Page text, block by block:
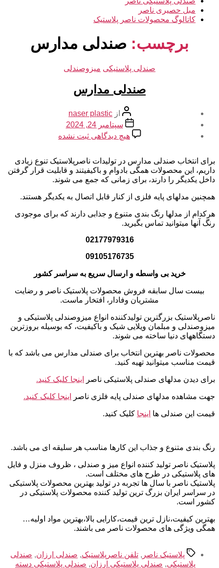
مبل حصیری ناصر
کاتالوگ محصولات ناصر پلاستیک
برچسب: صندلی مدارس
دسته‌هاصندلی پلاستیکی میزوصندلی
صندلی مدارس
نویسنده
نوشته
از naser plastic
تاریخ
نوشته
سپتامبر 24, 2024
هیچ دیدگاهی برای
ثبت نشده
برای انتخاب صندلی مدارس در تولیدات ناصرپلاستیک تنوع زیادی
داریم، این محصولات همگی بادوام و باکیفیتند و قابلیت قرار گرفتن
داخل یکدیگر را دارند، برای زمانی که جمع می شوند.
همچنین مدلهای پایه فلزی از کنار قابل اتصال به یکدیگر هستند.
هرکدام از مدلها رنگ بندی متنوع و جذابی دارند که برای موجودی
رنگ آنها میتوانید تماس بگیرید.
02177979316
09105176735
خرید بی واسطه و ارسال سریع به سراسر کشور
بیست سال سابقه فروش محصولات پلاستیک ناصر و رضایت
مشتریان وفادار، افتخار ماست.
ناصرپلاستیک بزرگترین تولیدکننده انواع میزوصندلی پلاستیکی و
میزوصندلی و مبلمان ویلایی شیک و باکیفیت، که بوسیله بروزترین
دستگاههای دنیا ساخته می شوند.
محصولات ناصر بهترین انتخاب برای صندلی مدارس می باشد که با
قیمت مناسب میتوانید تهیه کنید.
برای دیدن مدلهای صندلی پلاستیکی ناصر اینجا کلیک کنید.
جهت مشاهده مدلهای صندلی پایه فلزی ناصر اینجا کلیک کنید.
قیمت این صندلی ها اینجا کلیک کنید.
رنگ بندی متنوع و جذاب این کارها مناسب هر سلیقه ای می باشد.
پلاستیک ناصر تولید کننده انواع میز و صندلی ، ظروف منزل و فایل
های پلاستیکی در طرح های مختلف است.
پلاستیک ناصر با سال ها تجربه در تولید بهترین محصولات پلاستیکی
در سراسر ایران بزرگ ترین تولید کننده محصولات پلاستیکی در
کشور است.
بهترین کیفیت،نازل ترین قیمت،کارایی بالا،بهترین مواد اولیه…
همگی ویژگی های محصولات ناصر می باشند.
برچسب‌ها
پلاستیک ناصر , تلفن ناصرپلاستیک, صندلی ارزان, صندلی
پلاستیکی, صندلی پلاستیکی ارزان, صندلی پلاستیکی دسته